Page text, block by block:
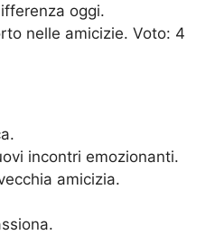
oggi.
nelle amicizie. Voto: 4
incontri emozionanti.
amicizia.